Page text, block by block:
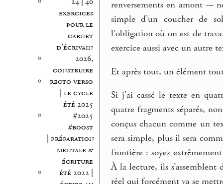
exercices
pour le
carnet
d’écrivain
2026,
construire
recto verso
| le cycle
été 2025
#2025
#boost
| préparation
mentale &
écriture
été 2022 |
renversements en amont -–
simple d’un coucher de
l’obligation où on est de
exercice aussi avec un autre
Et après tout, un élément
Si j’ai cassé le texte en
quatre fragments séparés,
conçus chacun comme un
sera simple, plus il sera
frontière : soyez
À la lecture, ils